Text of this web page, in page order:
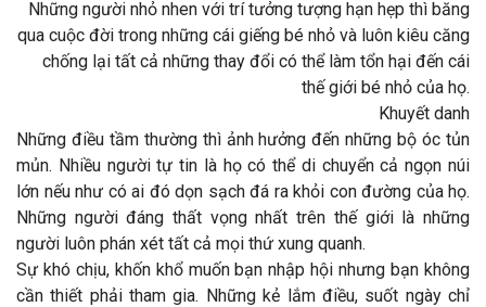
Những người nhỏ nhen với trí tưởng tượng hạn hẹp thì băng
qua cuộc đời trong những cái giếng bé nhỏ và luôn kiêu căng
chống lại tất cả những thay đổi có thể làm tổn hại đến cái
thế giới bé nhỏ của họ.
Khuyết danh
Những điều tầm thường thì ảnh hưởng đến những bộ óc tủn
mủn. Nhiều người tự tin là họ có thể di chuyển cả ngọn núi
lớn nếu như có ai đó dọn sạch đá ra khỏi con đường của họ.
Những người đáng thất vọng nhất trên thế giới là những
người luôn phán xét tất cả mọi thứ xung quanh.
Sự khó chịu, khốn khổ muốn bạn nhập hội nhưng bạn không
cần thiết phải tham gia. Những kẻ lắm điều, suốt ngày chỉ